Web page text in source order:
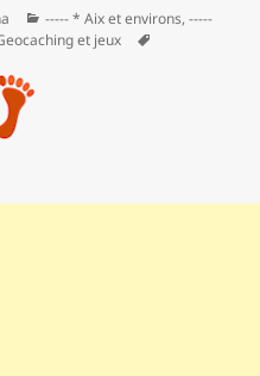
Catégories
----- * Aix et environs,-----
et jeux